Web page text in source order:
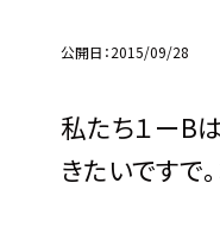
公開日 2015/09/28
私たち１ーB
きたいですで